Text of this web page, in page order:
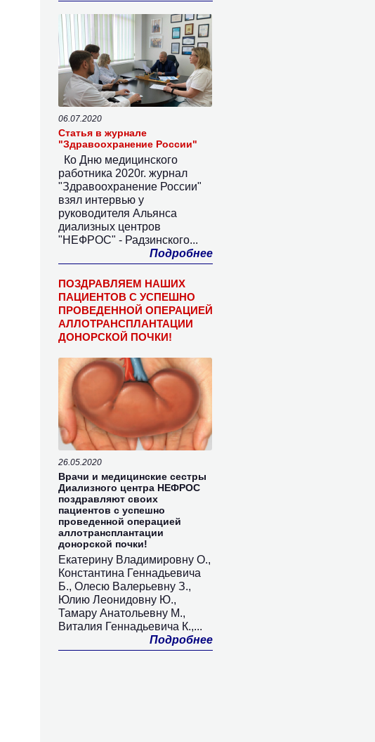
06.07.2020
Статья в журнале
"Здравоохранение России"
Ко Дню медицинского
работника 2020г. журнал
"Здравоохранение России"
взял интервью у
руководителя Альянса
диализных центров
"НЕФРОС" - Радзинского...
Подробнее
ПОЗДРАВЛЯЕМ НАШИХ
ПАЦИЕНТОВ С УСПЕШНО
ПРОВЕДЕННОЙ ОПЕРАЦИЕЙ
АЛЛОТРАНСПЛАНТАЦИИ
ДОНОРСКОЙ ПОЧКИ!
26.05.2020
Врачи и медицинские сестры
Диализного центра НЕФРОС
поздравляют своих
пациентов с успешно
проведенной операцией
аллотрансплантации
донорской почки!
Екатерину Владимировну О.,
Константина Геннадьевича
Б., Олесю Валерьевну З.,
Юлию Леонидовну Ю.,
Тамару Анатольевну М.,
Виталия Геннадьевича К.,...
Подробнее